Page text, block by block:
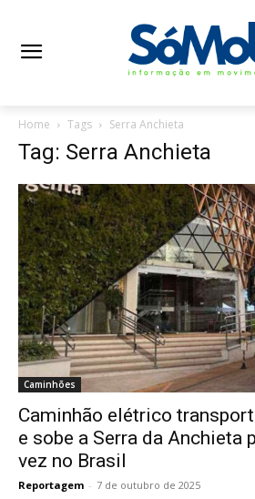
Home Tags Serra Anchieta
Tag: Serra Anchieta
Caminhões
Caminhão elétrico
e sobe a Serra da Anchieta
vez no Brasil
Reportagem - 7 de outubro de 2025